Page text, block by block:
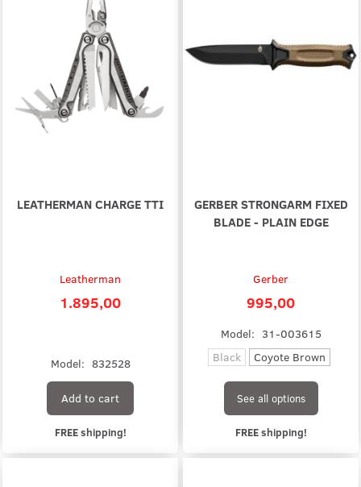
LEATHERMAN CHARGE TTI
Leatherman
1.895,00
Model: 832528
Add to cart
FREE shipping!
GERBER STRONGARM FIXED
BLADE - PLAIN EDGE
Gerber
995,00
Model: 31-003615
Black
Coyote Brown
See all options
FREE shipping!